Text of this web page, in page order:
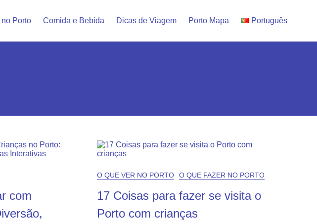
Porto Comida e Bebida Dicas de Viagem Porto Mapa Português
com
O QUE VER NO PORTO O QUE FAZER NO PORTO
17 Coisas para fazer se visita o
Porto com crianças